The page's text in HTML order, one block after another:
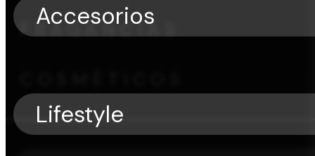
FRAGANCIAS
Accesorios
Lifestyle